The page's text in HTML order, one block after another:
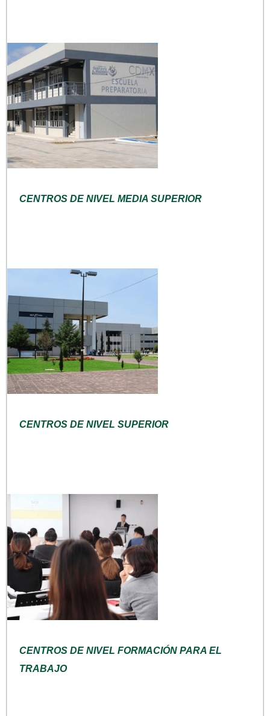
CENTROS DE NIVEL MEDIA SUPERIOR
CENTROS DE NIVEL SUPERIOR
CENTROS DE NIVEL FORMACIÓN PARA EL
TRABAJO